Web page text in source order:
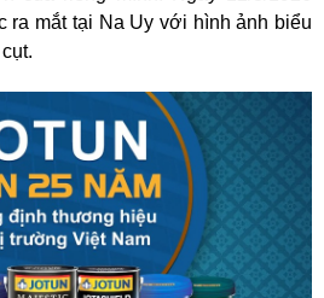
ra mắt tại Na Uy với hình ảnh biểu